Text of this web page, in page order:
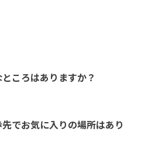
ころはありますか？
でお気に入りの場所はあり